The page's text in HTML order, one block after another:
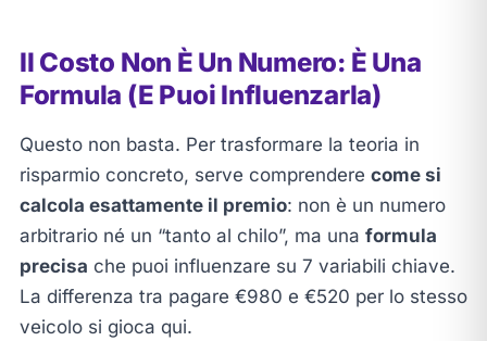
Il Costo Non È Un Numero: È Una
Formula (E Puoi Influenzarla)
Questo non basta. Per trasformare la teoria in
risparmio concreto, serve comprendere come si
calcola esattamente il premio: non è un numero
arbitrario né un “tanto al chilo”, ma una formula
precisa che puoi influenzare su 7 variabili chiave.
La differenza tra pagare €980 e €520 per lo stesso
veicolo si gioca qui.